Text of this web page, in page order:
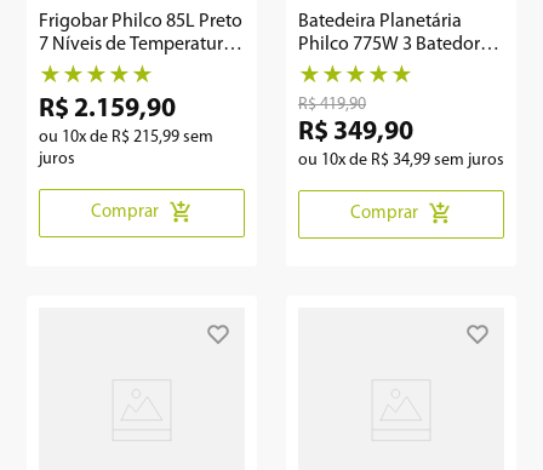
Frigobar Philco 85L Preto
7 Níveis de Temperatura
PFG105PG
★ ★ ★ ★ ★
R$ 2.159,90
ou 10x de R$ 215,99 sem
juros
Comprar
Batedeira Planetária
Philco 775W 3 Batedores
Preta PBP770PI
★ ★ ★ ★ ★
R$ 419,90
R$ 349,90
ou 10x de R$ 34,99 sem juros
Comprar